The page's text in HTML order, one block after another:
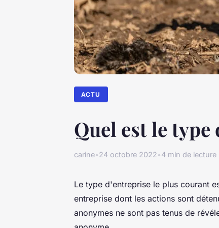
ACTU
Quel est le
carine•24 octobre 2022•4 min de lecture
Le type d'entreprise le plus courant
entreprise dont les actions sont
anonymes ne sont pas tenus de